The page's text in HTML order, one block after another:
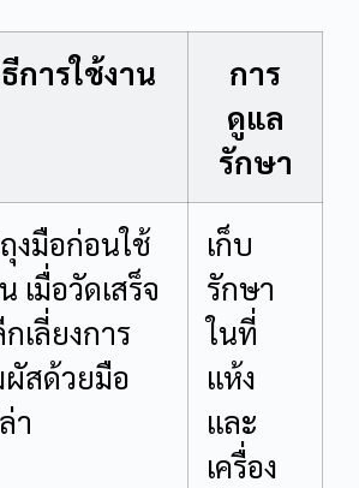
การใช้งาน
การ
ดูแล
รักษา
งมือก่อนใช้
เมื่อวัดเสร็จ
เลี่ยงการ
สด้วยมือ
า
เก็บ
รักษา
ในที่
แห้ง
และ
เครื่อง